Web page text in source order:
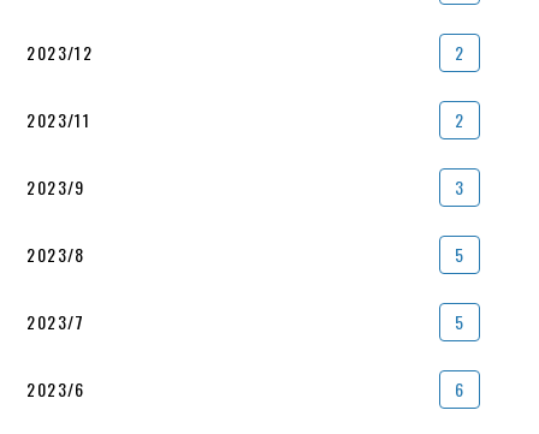
2023/12 2
2023/11 2
2023/9 3
2023/8 5
2023/7 5
2023/6 6